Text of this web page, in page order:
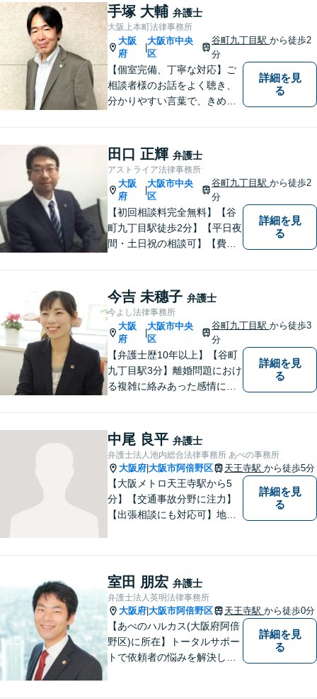
手塚 大輔 弁護士
大阪上本町法律事務所
大阪
府
|
大阪市中央
区
谷町九丁目駅から徒歩2
分
【個室完備、丁寧な対応】ご
相談者様のお話をよく聴き、
分かりやすい言葉で、きめ細
ております。相談にお越しい
ただいた方々が安心して落ち
着いてお話することができる
よう、完全個室をご準備して
おります。どうぞお気軽にご
相談ください。
詳細を見
る
田口 正輝 弁護士
アストライア法律事務所
大阪
府
|
大阪市中央
区
谷町九丁目駅から徒歩2
分
【初回相談料完全無料】【谷
町九丁目駅徒歩2分】【平日夜
間・土日祝の相談可】【費用
いたします。
詳細を見
る
今吉 未穗子 弁護士
今よし法律事務所
大阪
府
|
大阪市中央
区
谷町九丁目駅から徒歩3
分
【弁護士歴10年以上】【谷町
九丁目駅3分】離婚問題におけ
る複雑に絡みあった感情に配
然の交通事故の保険会社との
やり取り、裁判などもサポー
トさせていただきます。【初
回相談30分無料】【子連れ面
談可】【休日・夜間面談可】
詳細を見
る
中尾 良平 弁護士
弁護士法人池内総合法律事務所 あべの事務所
大阪府 大阪市阿倍野区 天王寺駅 から徒歩5分
【大阪メトロ天王寺駅から5
分】【交通事故分野に注力】
【出張相談にも対応可】地元
幅広い法律サービスを提供い
たします。お気軽にご相談く
ださい。
詳細を見
る
室田 朋宏 弁護士
弁護士法人英明法律事務所
大阪府 大阪市阿倍野区 天王寺駅 から徒歩0分
【あべのハルカス(大阪府阿倍
野区)に所在】トータルサポー
トで依頼者の悩みを解決しま
詳細を見
る